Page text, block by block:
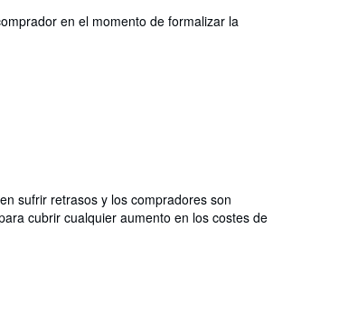
en el momento de formalizar la
sufrir retrasos y los compradores son
cubrir cualquier aumento en los costes de